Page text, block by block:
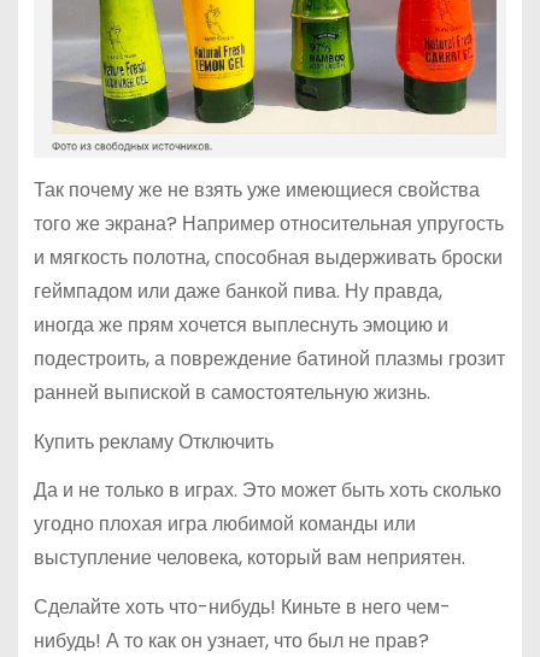
Так почему же не взять уже имеющиеся свойства
того же экрана? Например относительная упругость
и мягкость полотна, способная выдерживать броски
геймпадом или даже банкой пива. Ну правда,
иногда же прям хочется выплеснуть эмоцию и
подестроить, а повреждение батиной плазмы грозит
ранней выпиской в самостоятельную жизнь.
Купить рекламу Отключить
Да и не только в играх. Это может быть хоть сколько
угодно плохая игра любимой команды или
выступление человека, который вам неприятен.
Сделайте хоть что-нибудь! Киньте в него чем-
нибудь! А то как он узнает, что был не прав?